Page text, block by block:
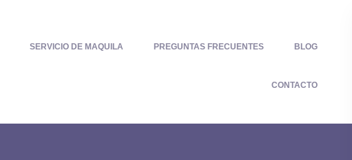
SERVICIO DE MAQUILA PREGUNTAS FRECUENTES BLOG
CONTACTO